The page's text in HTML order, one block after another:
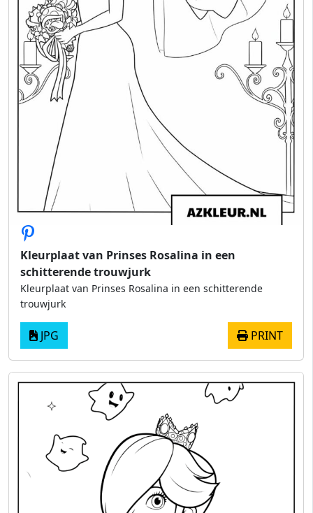
Kleurplaat van Prinses Rosalina in een
schitterende trouwjurk
Kleurplaat van Prinses Rosalina in een schitterende
trouwjurk
JPG PRINT